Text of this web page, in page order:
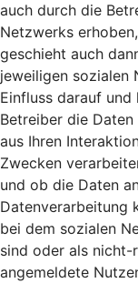
auch durch die
Netzwerks
geschieht auch
jeweiligen sozialen
Einfluss darauf und
Betreiber die Daten
aus Ihren
Zwecken
und ob die Daten
Datenverarbeitung
bei dem sozialen
sind oder als
angemeldete